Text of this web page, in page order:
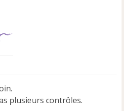
plusieurs contrôles.